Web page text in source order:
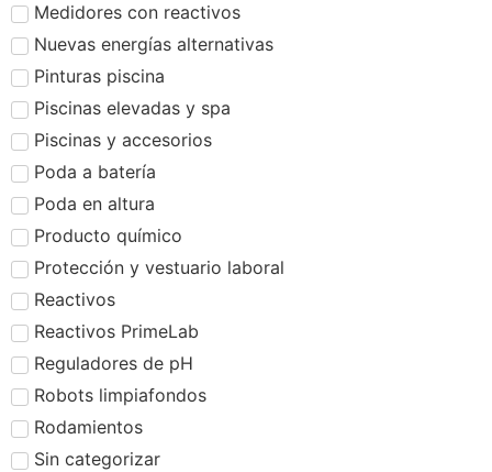
Medidores con reactivos
Nuevas energías alternativas
Pinturas piscina
Piscinas elevadas y spa
Piscinas y accesorios
Poda a batería
Poda en altura
Producto químico
Protección y vestuario laboral
Reactivos
Reactivos PrimeLab
Reguladores de pH
Robots limpiafondos
Rodamientos
Sin categorizar